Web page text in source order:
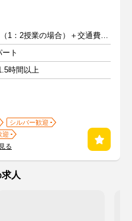
1コマ1300円～（1：2授業の場合）＋交通費支給
ト
時間以上
シルバー歓迎
迎
る
人